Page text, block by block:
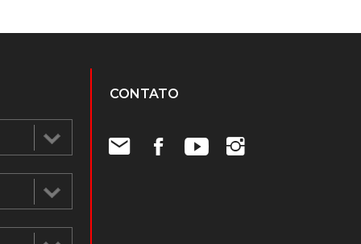
CONTATO